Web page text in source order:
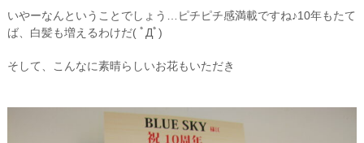
いやーなんということでしょう…ピチピチ感満載ですね♪10年もたて
ば、白髪も増えるわけだ( ﾟДﾟ)
そして、こんなに素晴らしいお花もいただき